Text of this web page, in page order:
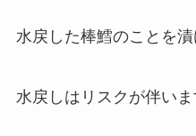
水戻した棒鱈のことを
水戻しはリスクが伴いま